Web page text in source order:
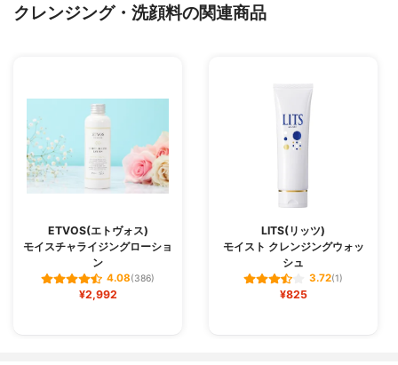
クレンジング・洗顔料の関連商品
ETVOS(エトヴォス)
モイスチャライジングローショ
ン
4.08(386)
¥2,992
LITS(リッツ)
モイスト クレンジングウォッ
シュ
3.72(1)
¥825